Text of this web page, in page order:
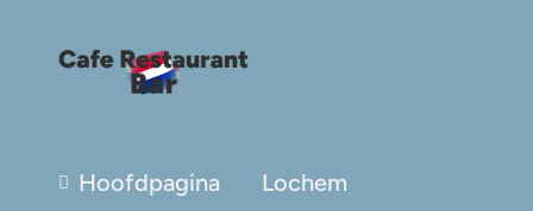
Hoofdpagina Lochem